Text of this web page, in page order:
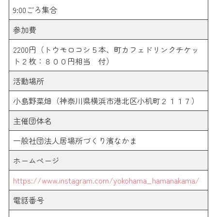
9:00ごろ集合
参加費
2200円（トウモロコシ５本、町カフェドリンクチケッ
ト２枚：８００円相当 付）
活動場所
小島野菜畑（神奈川県横浜市港北区小机町２１１７）
主催団体名
一般社団法人居場所づくり濱なかま
ホームページ
https://www.instagram.com/yokohama_hamanakama/
電話番号